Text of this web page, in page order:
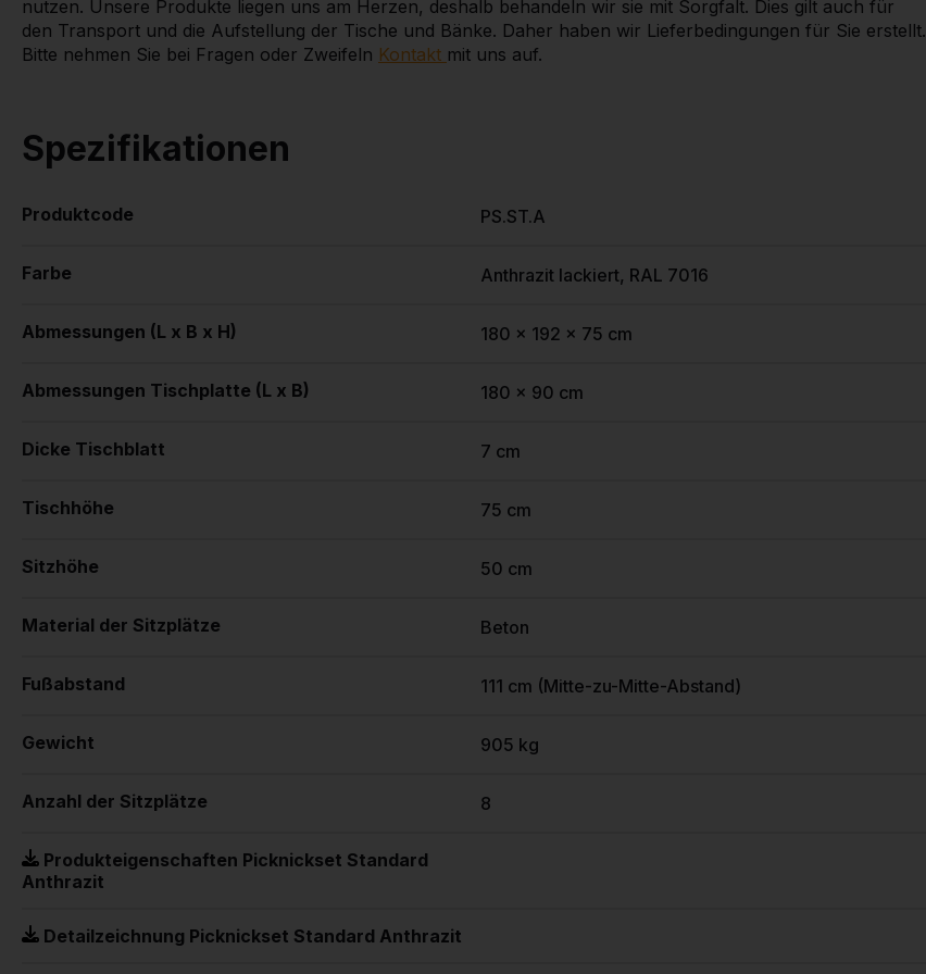
nutzen. Unsere Produkte liegen uns am Herzen, deshalb behandeln wir sie mit Sorgfalt. Dies gilt auch für
den Transport und die Aufstellung der Tische und Bänke. Daher haben wir Lieferbedingungen für Sie erstellt.
Bitte nehmen Sie bei Fragen oder Zweifeln Kontakt mit uns auf.
Spezifikationen
Produktcode PS.ST.A
Farbe Anthrazit lackiert, RAL 7016
Abmessungen (L x B x H) 180 x 192 x 75 cm
Abmessungen Tischplatte (L x B) 180 x 90 cm
Dicke Tischblatt 7 cm
Tischhöhe 75 cm
Sitzhöhe 50 cm
Material der Sitzplätze Beton
Fußabstand 111 cm (Mitte-zu-Mitte-Abstand)
Gewicht 905 kg
Anzahl der Sitzplätze 8
Produkteigenschaften Picknickset Standard
Anthrazit
Detailzeichnung Picknickset Standard Anthrazit